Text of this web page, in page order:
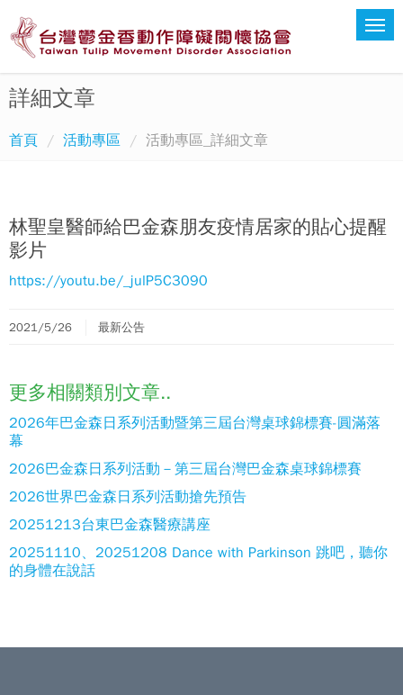
詳細文章
首頁 活動專區 活動專區_詳細文章
林聖皇醫師給巴金森朋友疫情居家的貼心提醒
影片
https://youtu.be/_julP5C3090
2021/5/26 最新公告
更多相關類別文章..
2026年巴金森日系列活動暨第三屆台灣桌球錦標賽-圓滿落
幕
2026巴金森日系列活動－第三屆台灣巴金森桌球錦標賽
2026世界巴金森日系列活動搶先預告
20251213台東巴金森醫療講座
20251110、20251208 Dance with Parkinson 跳吧，聽你
的身體在說話